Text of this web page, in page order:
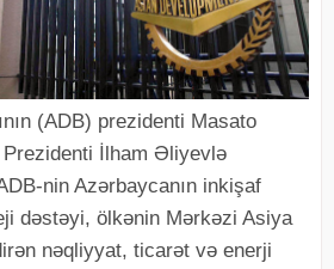
(ADB) prezidenti Masato
Prezidenti İlham Əliyevlə
nin Azərbaycanın inkişaf
dəstəyi, ölkənin Mərkəzi Asiya
nəqliyyat, ticarət və enerji